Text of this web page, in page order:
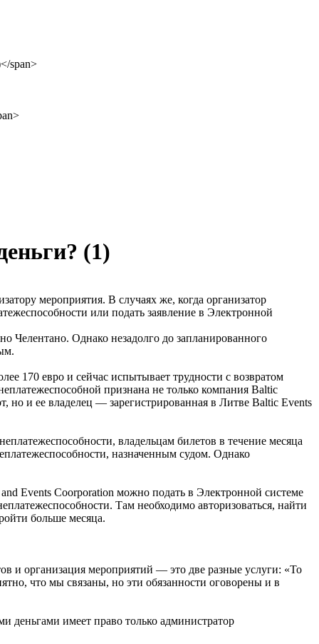
(1)
мероприятия. В случаях же, когда организатор
или подать заявление в Электронной
Челентано. Однако незадолго до запланированного
170 евро и сейчас испытывает трудности с возвратом
признана не только компания Baltic
но и ее владелец — зарегистрированная в Литве Baltic Events
владельцам билетов в течение месяца
назначенным судом. Однако
Events Coorporation можно подать в Электронной системе
Там необходимо авторизоваться, найти
больше месяца.
и организация мероприятий — это две разные услуги: «То
что мы связаны, но эти обязанности оговорены и в
деньгами имеет право только администратор